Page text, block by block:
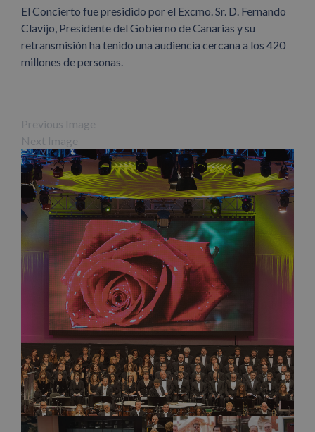
El Concierto fue presidido por el Excmo. Sr. D. Fernando
Clavijo, Presidente del Gobierno de Canarias y su
retransmisión ha tenido una audiencia cercana a los 420
millones de personas.
Previous Image
Next Image
Facebook
X LinkedInWhatsApp
Pinterest
electrónico
Artículos relacionados